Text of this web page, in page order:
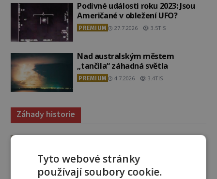
Podivné události roku 2023: Jsou
Američané v obležení UFO?
PREMIUM 27.7.2026 3.5TIS
Nad australským městem
„tančila“ záhadná světla
PREMIUM 4.7.2026 3.4TIS
Záhady historie
Ayia Napa: Kyperské vodní
povahou
7.8.2026 5.3TIS
Tyto webové stránky
používají soubory cookie.